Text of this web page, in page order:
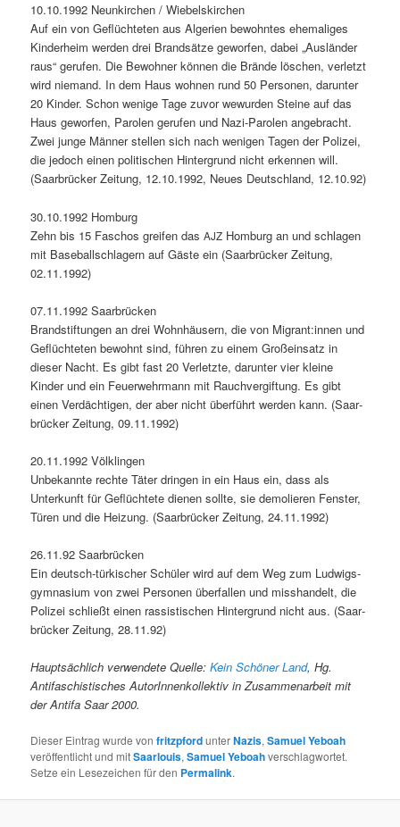
10.10.1992 Neunkirchen / Wiebel­skirchen
Auf ein von Geflüchteten aus Alge­rien bewohntes ehe­ma­liges
Kinder­heim wer­den drei Brand­sätze gewor­fen, dabei „Aus­län­der
raus“ gerufen. Die Bewohn­er kön­nen die Brände löschen, ver­let­zt
wird nie­mand. In dem Haus wohnen rund 50 Per­so­n­en, darunter
20 Kinder. Schon wenige Tage zuvor wewur­den Steine auf das
Haus gewor­fen, Parolen gerufen und Nazi-Parolen ange­bracht.
Zwei junge Män­ner stellen sich nach weni­gen Tagen der Polizei,
die jedoch einen poli­tis­chen Hin­ter­grund nicht erken­nen will.
(Saar­brück­er Zeitung, 12.10.1992, Neues Deutsch­land, 12.10.92)
30.10.1992 Hom­burg
Zehn bis 15 Faschos greifen dasAJZ Hom­burg an und schla­gen
mit Base­ballschlagern auf Gäste ein (Saar­brück­er Zeitung,
02.11.1992)
07.11.1992 Saar­brück­en
Brand­s­tiftun­gen an drei Wohn­häusern, die von Migrant:innen und
Geflüchteten bewohnt sind, führen zu einem Großein­satz in
dieser Nacht. Es gibt fast 20 Ver­let­zte, darunter vier kleine
Kinder und ein Feuer­wehrmann mit Rauchvergif­tung. Es gibt
einen Verdächti­gen, der aber nicht über­führt wer­den kann. (Saar­
brück­er Zeitung, 09.11.1992)
20.11.1992 Völk­lin­gen
Unbekan­nte rechte Täter drin­gen in ein Haus ein, dass als
Unterkun­ft für Geflüchtete dienen sollte, sie demolieren Fen­ster,
Türen und die Heizung. (Saar­brück­er Zeitung, 24.11.1992)
26.11.92 Saar­brück­en
Ein deutsch-türkisch­er Schüler wird auf dem Weg zum Lud­wigs­
gym­na­si­um von zwei Per­so­n­en über­fall­en und mis­shan­delt, die
Polizei schließt einen ras­sis­tis­chen Hin­ter­grund nicht aus. (Saar­
brück­er Zeitung, 28.11.92)
Haupt­säch­lich ver­wen­dete Quelle:Kein Schön­er Land, Hg.
Antifaschis­tis­ches AutorIn­nenkollek­tiv in Zusam­me­nar­beit mit
der Antifa Saar 2000.
Dieser Eintrag wurde vonfritzpfordunterNazis,Samuel Yeboah
veröffentlicht und mitSaarlouis,Samuel Yeboahverschlagwortet.
Setze ein Lesezeichen für den Permalink.